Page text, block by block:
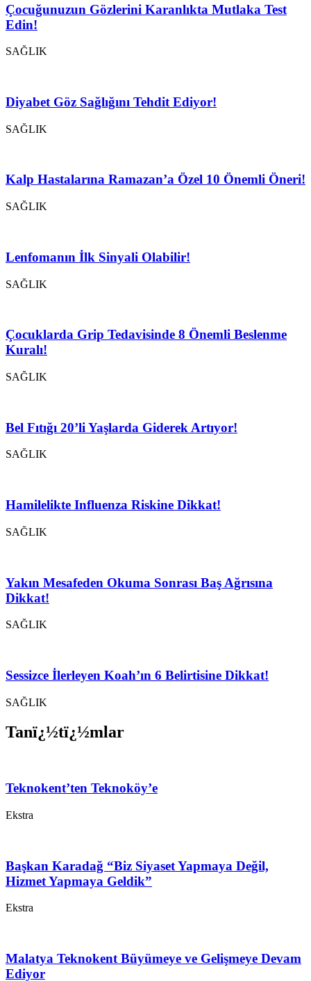
Çocuğunuzun Gözlerini Karanlıkta Mutlaka Test
Edin!
SAĞLIK
Diyabet Göz Sağlığını Tehdit Ediyor!
SAĞLIK
Kalp Hastalarına Ramazan’a Özel 10 Önemli Öneri!
SAĞLIK
Lenfomanın İlk Sinyali Olabilir!
SAĞLIK
Çocuklarda Grip Tedavisinde 8 Önemli Beslenme
Kuralı!
SAĞLIK
Bel Fıtığı 20’li Yaşlarda Giderek Artıyor!
SAĞLIK
Hamilelikte Influenza Riskine Dikkat!
SAĞLIK
Yakın Mesafeden Okuma Sonrası Baş Ağrısına
Dikkat!
SAĞLIK
Sessizce İlerleyen Koah’ın 6 Belirtisine Dikkat!
SAĞLIK
Tanï¿½tï¿½mlar
Teknokent’ten Teknoköy’e
Ekstra
Başkan Karadağ “Biz Siyaset Yapmaya Değil,
Hizmet Yapmaya Geldik”
Ekstra
Malatya Teknokent Büyümeye ve Gelişmeye Devam
Ediyor